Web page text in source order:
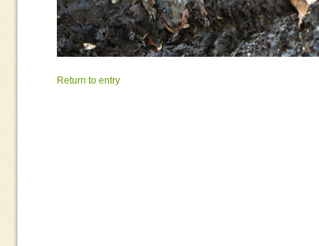
Return to entry